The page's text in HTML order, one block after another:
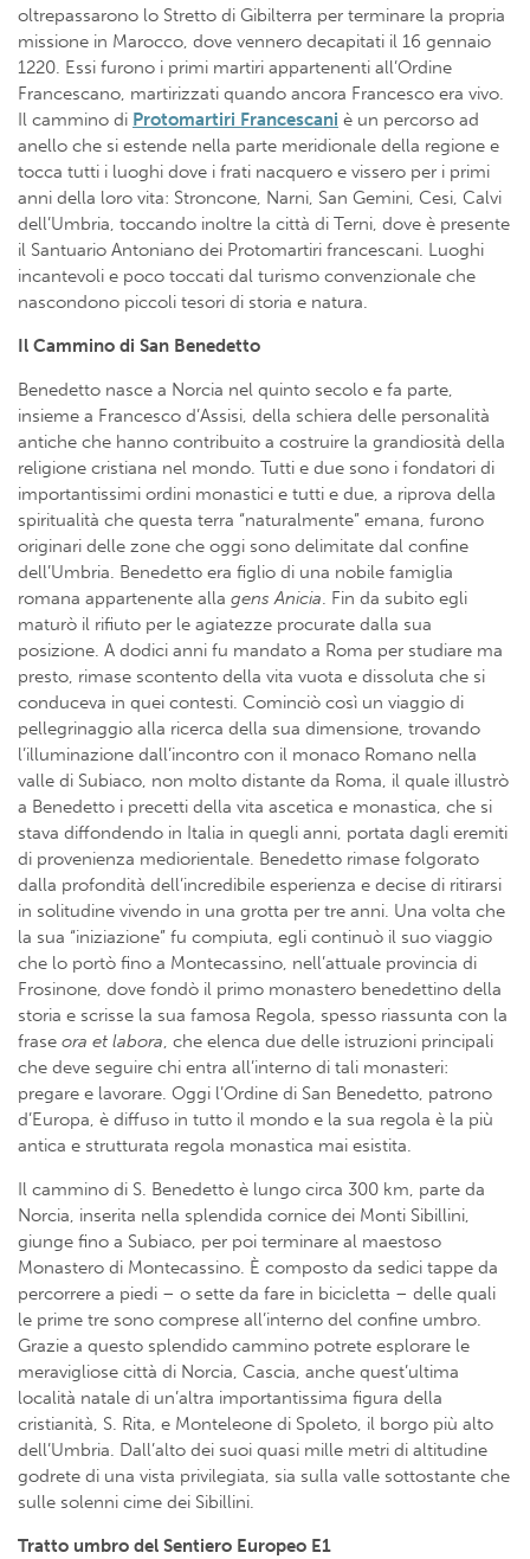
oltrepassarono lo Stretto di Gibilterra per terminare la propria
missione in Marocco, dove vennero decapitati il 16 gennaio
1220. Essi furono i primi martiri appartenenti all’Ordine
Francescano, martirizzati quando ancora Francesco era vivo.
Il cammino di Protomartiri Francescani è un percorso ad
anello che si estende nella parte meridionale della regione e
tocca tutti i luoghi dove i frati nacquero e vissero per i primi
anni della loro vita: Stroncone, Narni, San Gemini, Cesi, Calvi
dell’Umbria, toccando inoltre la città di Terni, dove è presente
il Santuario Antoniano dei Protomartiri francescani. Luoghi
incantevoli e poco toccati dal turismo convenzionale che
nascondono piccoli tesori di storia e natura.
Il Cammino di San Benedetto
Benedetto nasce a Norcia nel quinto secolo e fa parte,
insieme a Francesco d’Assisi, della schiera delle personalità
antiche che hanno contribuito a costruire la grandiosità della
religione cristiana nel mondo. Tutti e due sono i fondatori di
importantissimi ordini monastici e tutti e due, a riprova della
spiritualità che questa terra “naturalmente” emana, furono
originari delle zone che oggi sono delimitate dal confine
dell’Umbria. Benedetto era figlio di una nobile famiglia
romana appartenente alla gens Anicia. Fin da subito egli
maturò il rifiuto per le agiatezze procurate dalla sua
posizione. A dodici anni fu mandato a Roma per studiare ma
presto, rimase scontento della vita vuota e dissoluta che si
conduceva in quei contesti. Cominciò così un viaggio di
pellegrinaggio alla ricerca della sua dimensione, trovando
l’illuminazione dall’incontro con il monaco Romano nella
valle di Subiaco, non molto distante da Roma, il quale illustrò
a Benedetto i precetti della vita ascetica e monastica, che si
stava diffondendo in Italia in quegli anni, portata dagli eremiti
di provenienza mediorientale. Benedetto rimase folgorato
dalla profondità dell’incredibile esperienza e decise di ritirarsi
in solitudine vivendo in una grotta per tre anni. Una volta che
la sua “iniziazione” fu compiuta, egli continuò il suo viaggio
che lo portò fino a Montecassino, nell’attuale provincia di
Frosinone, dove fondò il primo monastero benedettino della
storia e scrisse la sua famosa Regola, spesso riassunta con la
frase ora et labora, che elenca due delle istruzioni principali
che deve seguire chi entra all’interno di tali monasteri:
pregare e lavorare. Oggi l’Ordine di San Benedetto, patrono
d’Europa, è diffuso in tutto il mondo e la sua regola è la più
antica e strutturata regola monastica mai esistita.
Il cammino di S. Benedetto è lungo circa 300 km, parte da
Norcia, inserita nella splendida cornice dei Monti Sibillini,
giunge fino a Subiaco, per poi terminare al maestoso
Monastero di Montecassino. È composto da sedici tappe da
percorrere a piedi – o sette da fare in bicicletta – delle quali
le prime tre sono comprese all’interno del confine umbro.
Grazie a questo splendido cammino potrete esplorare le
meravigliose città di Norcia, Cascia, anche quest’ultima
località natale di un’altra importantissima figura della
cristianità, S. Rita, e Monteleone di Spoleto, il borgo più alto
dell’Umbria. Dall’alto dei suoi quasi mille metri di altitudine
godrete di una vista privilegiata, sia sulla valle sottostante che
sulle solenni cime dei Sibillini.
Tratto umbro del Sentiero Europeo E1